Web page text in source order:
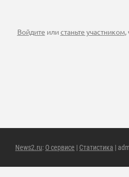
Войдите илистаньте участником,
News2.ru: О сервисе | Статистика |